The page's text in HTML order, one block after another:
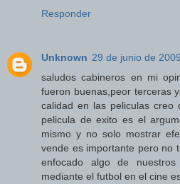
Responder
Unknown 29 de junio de
saludos cabineros en mi
fueron buenas,peor terceras
calidad en las peliculas
pelicula de exito es el
mismo y no solo mostrar
vende es importante pero no
enfocado algo de
mediante el futbol en el cine